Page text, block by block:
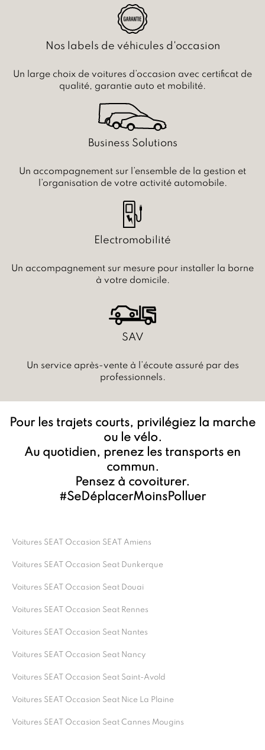
Nos labels de véhicules d'occasion
Un large choix de voitures d’occasion avec certificat de
qualité, garantie auto et mobilité.
Business Solutions
Un accompagnement sur l’ensemble de la gestion et
l’organisation de votre activité automobile.
Electromobilité
Un accompagnement sur mesure pour installer la borne
à votre domicile.
SAV
Un service après-vente à l’écoute assuré par des
professionnels.
Pour les trajets courts, privilégiez la marche
ou le vélo.
Au quotidien, prenez les transports en
commun.
Pensez à covoiturer.
#SeDéplacerMoinsPolluer
Voitures SEAT Occasion SEAT Amiens
Voitures SEAT Occasion Seat Dunkerque
Voitures SEAT Occasion Seat Douai
Voitures SEAT Occasion Seat Rennes
Voitures SEAT Occasion Seat Nantes
Voitures SEAT Occasion Seat Nancy
Voitures SEAT Occasion Seat Saint-Avold
Voitures SEAT Occasion Seat Nice La Plaine
Voitures SEAT Occasion Seat Cannes Mougins